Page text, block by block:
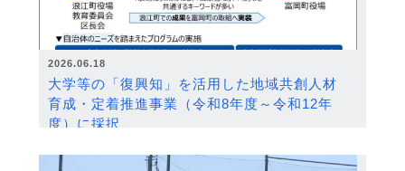
2026.06.18
大学等の「復興知」を活用した地域共創人材
育成・定着推進事業（令和8年度～令和12年
度）に採択